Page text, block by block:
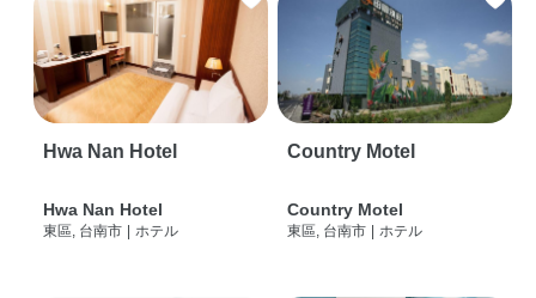
Hwa Nan Hotel
Hwa Nan Hotel
東區, 台南市 | ホテル
Country Motel
Country Motel
東區, 台南市 | ホテル